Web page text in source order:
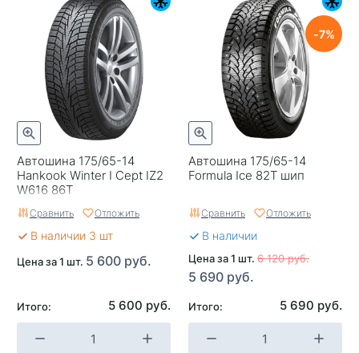
Автошина 175/65-14
Hankook Winter I Cept IZ2
W616 86T
Сравнить Отложить
В наличии 3 шт
Цена за 1 шт. 5 600 руб.
Итого: 5 600 руб.
Автошина 175/65-14
Formula Ice 82T шип
7
Сравнить Отложить
В наличии
Цена за 1 шт. 6 120 руб.
5 690 руб.
Итого: 5 690 руб.